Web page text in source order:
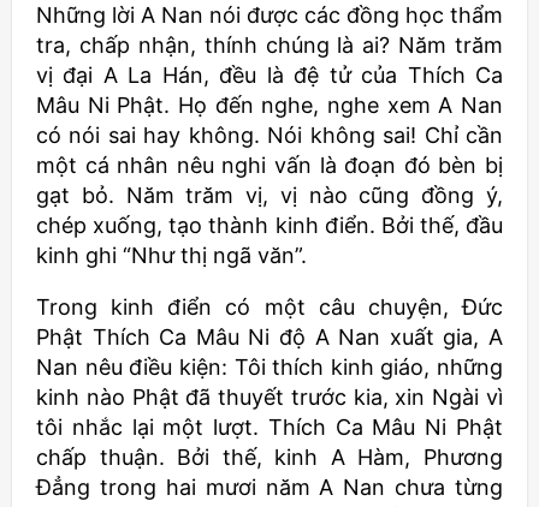
Những lời A Nan nói được các đồng học thẩm
tra, chấp nhận, thính chúng là ai? Năm trăm
vị đại A La Hán, đều là đệ tử của Thích Ca
Mâu Ni Phật. Họ đến nghe, nghe xem A Nan
có nói sai hay không. Nói không sai! Chỉ cần
một cá nhân nêu nghi vấn là đoạn đó bèn bị
gạt bỏ. Năm trăm vị, vị nào cũng đồng ý,
chép xuống, tạo thành kinh điển. Bởi thế, đầu
kinh ghi “Như thị ngã văn”.
Trong kinh điển có một câu chuyện, Đức
Phật Thích Ca Mâu Ni độ A Nan xuất gia, A
Nan nêu điều kiện: Tôi thích kinh giáo, những
kinh nào Phật đã thuyết trước kia, xin Ngài vì
tôi nhắc lại một lượt. Thích Ca Mâu Ni Phật
chấp thuận. Bởi thế, kinh A Hàm, Phương
Đẳng trong hai mươi năm A Nan chưa từng